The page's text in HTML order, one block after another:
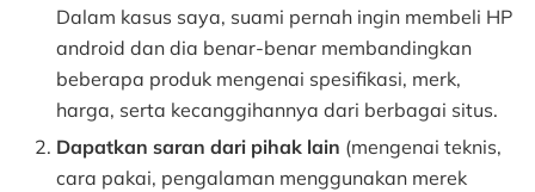
Dalam kasus saya, suami pernah ingin membeli HP
android dan dia benar-benar membandingkan
beberapa produk mengenai spesifikasi, merk,
harga, serta kecanggihannya dari berbagai situs.
Dapatkan saran dari pihak lain (mengenai teknis,
cara pakai, pengalaman menggunakan merek